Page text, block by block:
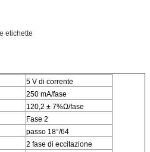
etichette
5 V di corrente
250 mA/fase
120,2 ± 7%Ω/fase
Fase 2
passo 18°/64
2 fase di eccitazione